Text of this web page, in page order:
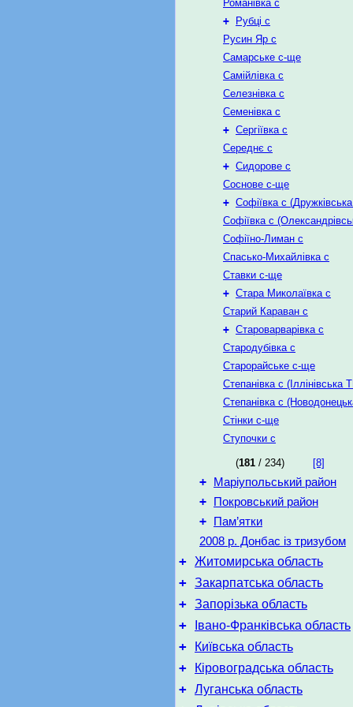
Романівка с
+
Рубці с
Русин Яр с
Самарське с-ще
Самійлівка с
Селезнівка с
Семенівка с
+ Сергіївка с
Середнє с
+ Сидорове с
Соснове с-ще
+ Софіївка с
Софіївка с
Софіїно-Лиман с
Спасько-Михайлівка с
Ставки с-ще
+ Стара Миколаївка с
Старий Караван с
+ Староварварівка с
Стародубівка с
Старорайське с-ще
Степанівка с (Іллінівська
Степанівка с
Стінки с-ще
Ступочки с
(181 / 234) [8]
+ Маріупольський район
+ Покровський район
+
Пам’ятки
2008 р. Донбас із тризубом
+ Житомирська область
+ Закарпатська область
+ Запорізька область
+ Івано-Франківська область
+ Київська область
+ Кіровоградська область
+ Луганська область